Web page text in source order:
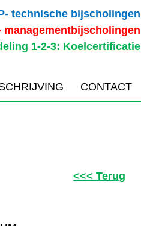
technische bijscholingen
managementbijscholingen
1-2-3: Koelcertificatie
CONTACT
<<< Terug